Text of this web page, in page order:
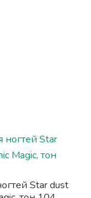
Star dust